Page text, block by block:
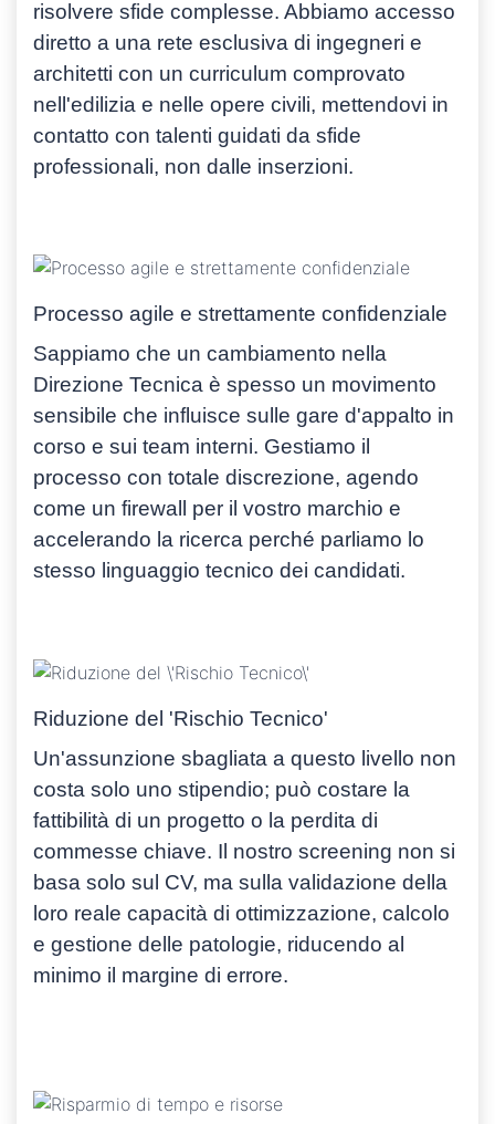
risolvere sfide complesse. Abbiamo accesso
diretto a una rete esclusiva di ingegneri e
architetti con un curriculum comprovato
nell'edilizia e nelle opere civili, mettendovi in
contatto con talenti guidati da sfide
professionali, non dalle inserzioni.
Processo agile e strettamente confidenziale
Sappiamo che un cambiamento nella
Direzione Tecnica è spesso un movimento
sensibile che influisce sulle gare d'appalto in
corso e sui team interni. Gestiamo il
processo con totale discrezione, agendo
come un firewall per il vostro marchio e
accelerando la ricerca perché parliamo lo
stesso linguaggio tecnico dei candidati.
Riduzione del 'Rischio Tecnico'
Un'assunzione sbagliata a questo livello non
costa solo uno stipendio; può costare la
fattibilità di un progetto o la perdita di
commesse chiave. Il nostro screening non si
basa solo sul CV, ma sulla validazione della
loro reale capacità di ottimizzazione, calcolo
e gestione delle patologie, riducendo al
minimo il margine di errore.